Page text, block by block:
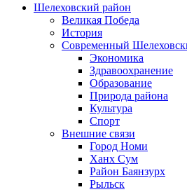
Шелеховский район
Великая Победа
История
Современный
Экономика
Здравоохранение
Образование
Природа района
Культура
Спорт
Внешние связи
Город Номи
Ханх Сум
Район Баянзурх
Рыльск